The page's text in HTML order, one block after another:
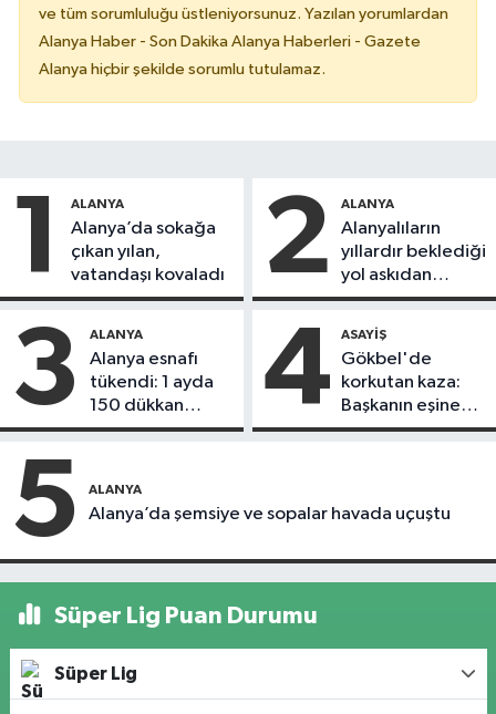
ve tüm sorumluluğu üstleniyorsunuz. Yazılan yorumlardan
Alanya Haber - Son Dakika Alanya Haberleri - Gazete
Alanya hiçbir şekilde sorumlu tutulamaz.
1 ALANYA
Alanya’da sokağa
çıkan yılan,
vatandaşı kovaladı
2 ALANYA
Alanyalıların
yıllardır beklediği
yol askıdan
döndü
3 ALANYA
Alanya esnafı
tükendi: 1 ayda
150 dükkan
kapandı
4 ASAYIŞ
Gökbel'de
korkutan kaza:
Başkanın eşine
motosiklet çarptı
5 ALANYA
Alanya’da şemsiye ve sopalar havada uçuştu
Süper Lig Puan Durumu
Süper Lig